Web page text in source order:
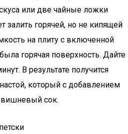
или две чайные ложки
залить горячей, но не кипящей
на плиту с включенной
горячая поверхность. Дайте
В результате получится
который с добавлением
вишневый сок.